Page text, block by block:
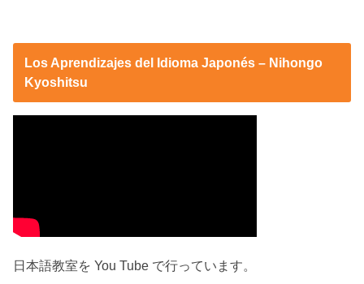
Los Aprendizajes del Idioma Japonés – Nihongo
Kyoshitsu
日本語教室を You Tube で行っています。